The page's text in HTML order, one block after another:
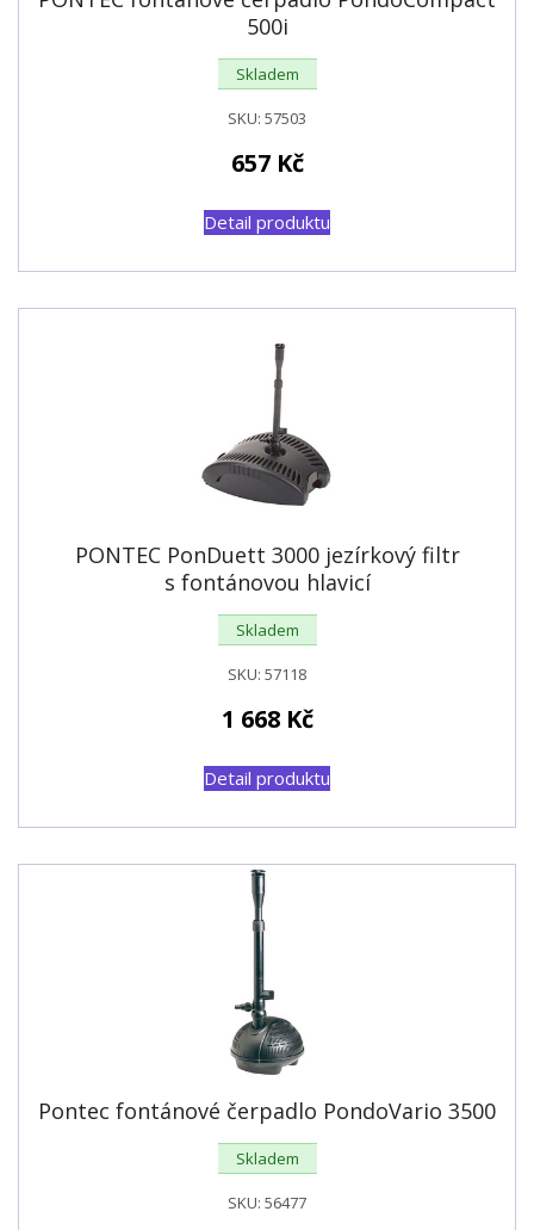
500i
Skladem
SKU: 57503
657 Kč
Detail produktu
PONTEC PonDuett 3000 jezírkový filtr
s fontánovou hlavicí
Skladem
SKU: 57118
1 668 Kč
Detail produktu
Pontec fontánové čerpadlo PondoVario 3500
Skladem
SKU: 56477